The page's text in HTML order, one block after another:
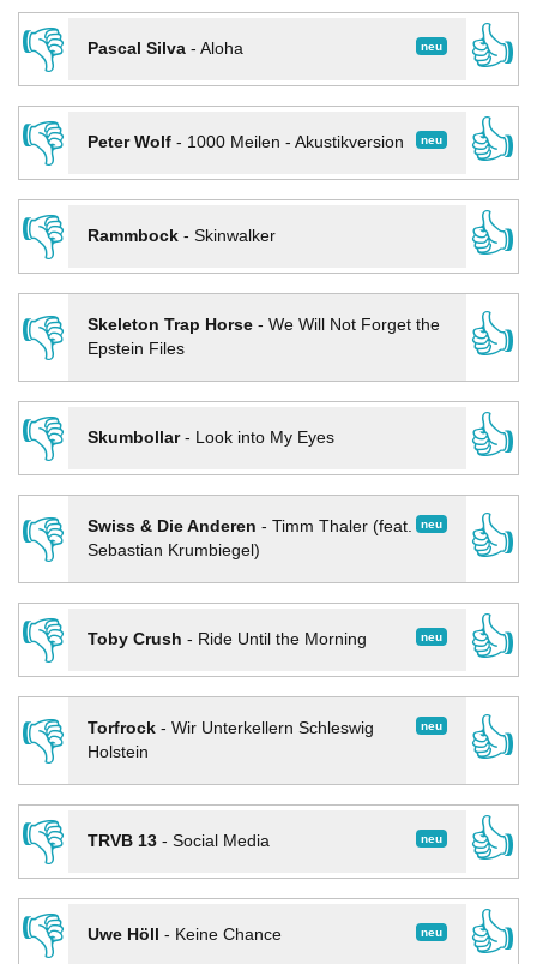
👎
neu
Pascal Silva- Aloha
👍
👎
neu
Peter Wolf- 1000 Meilen - Akustikversion
👍
👎
Rammbock- Skinwalker
👍
👎
Skeleton Trap Horse- We Will Not Forget the
Epstein Files
👍
👎
Skumbollar- Look into My Eyes
👍
👎
neu
Swiss & Die Anderen - Timm Thaler (feat.
Sebastian Krumbiegel)
👍
👎
neu
Toby Crush - Ride Until the Morning
👍
👎
neu
Torfrock- Wir Unterkellern Schleswig
Holstein
👍
👎
neu
TRVB 13- Social Media
👍
👎
neu
Uwe Höll - Keine Chance
👍